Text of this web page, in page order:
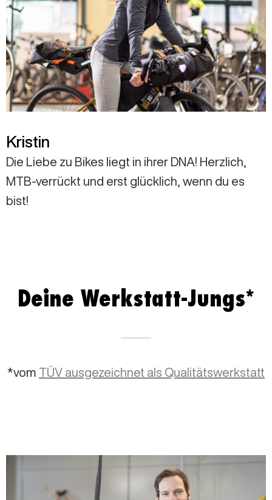
Kristin
Die Liebe zu Bikes liegt in ihrer DNA! Herzlich,
MTB-verrückt und erst glücklich, wenn du es
bist!
Deine Werkstatt-Jungs*
*vom TÜV ausgezeichnet als Qualitätswerkstatt